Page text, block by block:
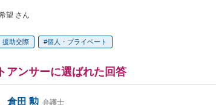
望 さん
援助交際 個人・プライベート
アンサーに選ばれた回答
倉田 勲 弁護士